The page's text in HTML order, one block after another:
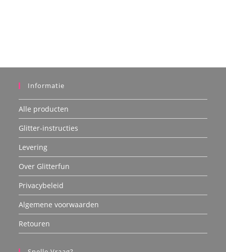
Informatie
Alle producten
Glitter-instructies
Levering
Over Glitterfun
Privacybeleid
Algemene voorwaarden
Retouren